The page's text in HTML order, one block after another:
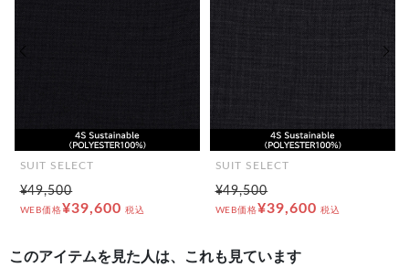
SUIT SELECT
¥49,500
WEB価格¥39,600 税込
SUIT SELECT
¥49,500
WEB価格¥39,600 税込
前の画像
このアイテムを見た人は、これも見ています